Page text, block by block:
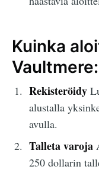
Kuinka
Rekisteröidy
alustalla
avulla.
Talleta varoja
250 dollarin